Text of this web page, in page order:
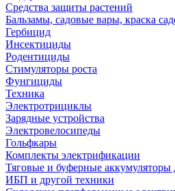
Средства защиты растений
Бальзамы, садовые вары, краска
Гербицид
Инсектициды
Родентициды
Стимуляторы роста
Фунгициды
Техника
Электротрициклы
Зарядные устройства
Электровелосипеды
Гольфкары
Комплекты электрификации
Тяговые и буферные аккумуляторы
ИБП и другой техники